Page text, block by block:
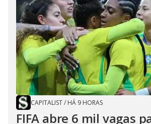
CAPITALIST/ HÁ 9 HORAS
FIFA abre 6 mil vagas